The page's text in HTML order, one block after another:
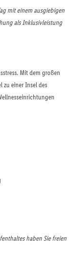
mit einem ausgiebigen
als Inklusivleistung
Mit dem großen
zu einer Insel des
haben Sie freien